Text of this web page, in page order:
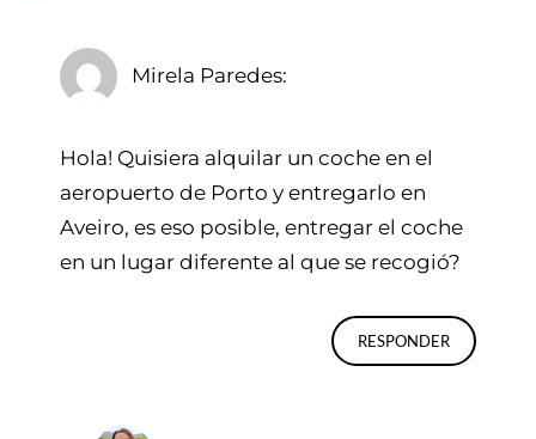
Mirela Paredes
Hola! Quisiera alquilar un coche en el
aeropuerto de Porto y entregarlo en
Aveiro, es eso posible, entregar el coche
en un lugar diferente al que se recogió?
RESPONDER